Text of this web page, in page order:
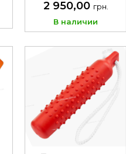
2 950,00 грн.
В наличии